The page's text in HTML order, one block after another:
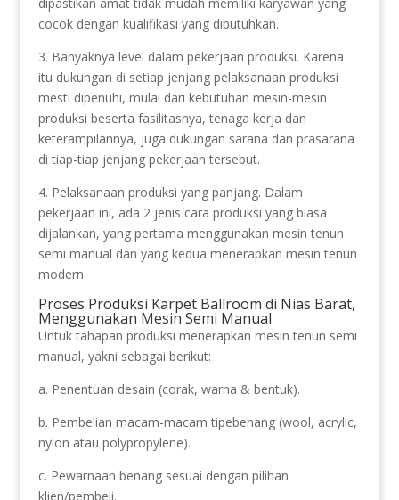
cocok dengan kualifikasi yang dibutuhkan.
3. Banyaknya level dalam pekerjaan produksi. Karena
itu dukungan di setiap jenjang pelaksanaan produksi
mesti dipenuhi, mulai dari kebutuhan mesin-mesin
produksi beserta fasilitasnya, tenaga kerja dan
keterampilannya, juga dukungan sarana dan prasarana
di tiap-tiap jenjang pekerjaan tersebut.
4. Pelaksanaan produksi yang panjang. Dalam
pekerjaan ini, ada 2 jenis cara produksi yang biasa
dijalankan, yang pertama menggunakan mesin tenun
semi manual dan yang kedua menerapkan mesin tenun
modern.
Proses Produksi Karpet Ballroom di Nias Barat,
Menggunakan Mesin Semi Manual
Untuk tahapan produksi menerapkan mesin tenun semi
manual, yakni sebagai berikut:
a. Penentuan desain (corak, warna & bentuk).
b. Pembelian macam-macam tipebenang (wool, acrylic,
nylon atau polypropylene).
c. Pewarnaan benang sesuai dengan pilihan
klien/pembeli.